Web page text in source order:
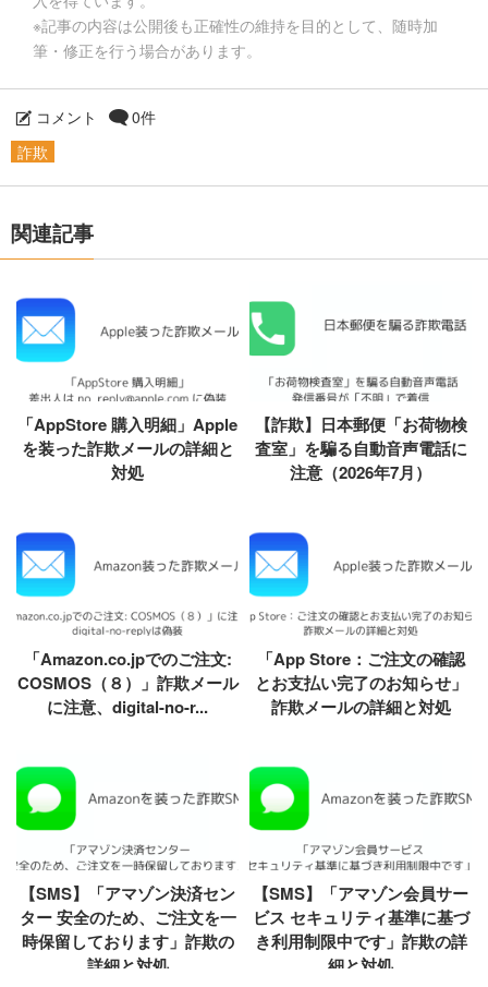
※記事の内容は公開後も正確性の維持を目的として、随時加
筆・修正を行う場合があります。
コメント
0件
詐欺
関連記事
「AppStore 購入明細」Apple
を装った詐欺メールの詳細と
対処
【詐欺】日本郵便「お荷物検
査室」を騙る自動音声電話に
注意（2026年7月）
「Amazon.co.jpでのご注文:
COSMOS（８）」詐欺メール
に注意、digital-no-r...
「App Store：ご注文の確認
とお支払い完了のお知らせ」
詐欺メールの詳細と対処
【SMS】「アマゾン決済セン
ター 安全のため、ご注文を一
時保留しております」詐欺の
詳細と対処
【SMS】「アマゾン会員サー
ビス セキュリティ基準に基づ
き利用制限中です」詐欺の詳
細と対処